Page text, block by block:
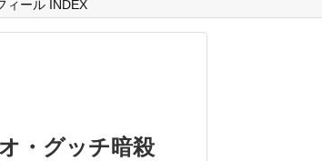
ィール INDEX
・グッチ暗殺